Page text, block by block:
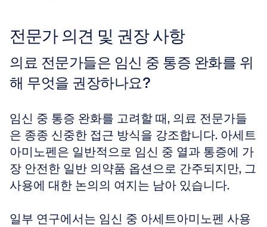
전문가 의견 및 권장 사항
의료 전문가들은 임신 중 통증 완화를 위
해 무엇을 권장하나요?
임신 중 통증 완화를 고려할 때, 의료 전문가들
은 종종 신중한 접근 방식을 강조합니다. 아세트
아미노펜은 일반적으로 임신 중 열과 통증에 가
장 안전한 일반 의약품 옵션으로 간주되지만, 그
사용에 대한 논의의 여지는 남아 있습니다.
일부 연구에서는 임신 중 아세트아미노펜 사용